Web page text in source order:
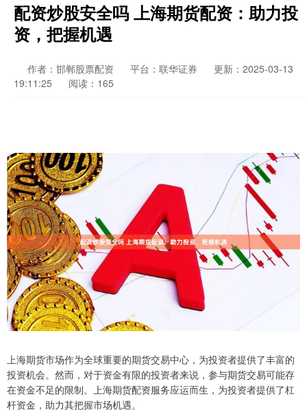
配资炒股安全吗 上海期货配资：助力投
资，把握机遇
作者：邯郸股票配资 平台：联华证券
更新：2025-03-13
19:11:25
阅读：165
上海期货市场作为全球重要的期货交易中心，为投资者提供了丰富的
投资机会。然而，对于资金有限的投资者来说，参与期货交易可能存
在资金不足的限制。上海期货配资服务应运而生，为投资者提供了杠
杆资金，助力其把握市场机遇。